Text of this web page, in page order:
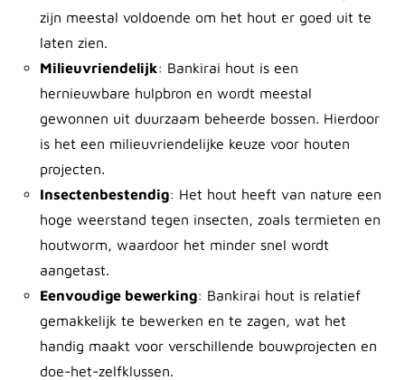
zijn meestal voldoende om het hout er goed uit te
laten zien.
Milieuvriendelijk: Bankirai hout is een
hernieuwbare hulpbron en wordt meestal
gewonnen uit duurzaam beheerde bossen. Hierdoor
is het een milieuvriendelijke keuze voor houten
projecten.
Insectenbestendig: Het hout heeft van nature een
hoge weerstand tegen insecten, zoals termieten en
houtworm, waardoor het minder snel wordt
aangetast.
Eenvoudige bewerking: Bankirai hout is relatief
gemakkelijk te bewerken en te zagen, wat het
handig maakt voor verschillende bouwprojecten en
doe-het-zelfklussen.